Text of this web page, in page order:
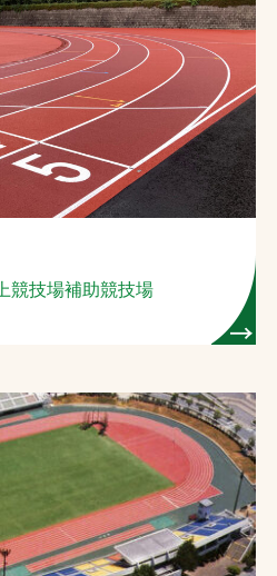
ー
作にお困りの方へ
競技場補助競技場